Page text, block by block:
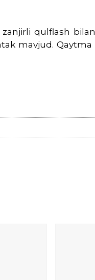
qulflash
mavjud.